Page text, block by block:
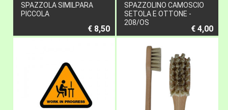
SPAZZOLA SIMILPARA
PICCOLA
€ 8,50
SPAZZOLINO CAMOSCIO
SETOLA E OTTONE -
208/OS
€ 4,00